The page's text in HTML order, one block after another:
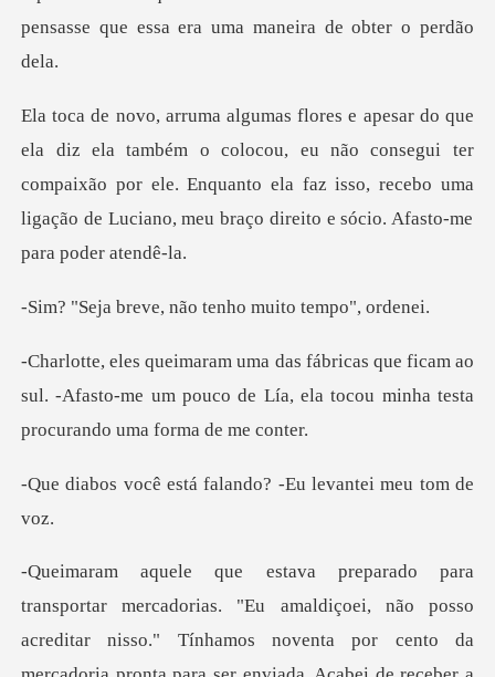
locou, eu não consegui ter
compaixão por ele. Enquanto ela faz isso, recebo uma
, não tenho muito
ficam ao
sul. -Afasto-me um pouco de Lía, ela to
tá falando? -Eu lev
Eu amaldiçoei, não posso
acreditar nisso." Tínhamos noventa por cento